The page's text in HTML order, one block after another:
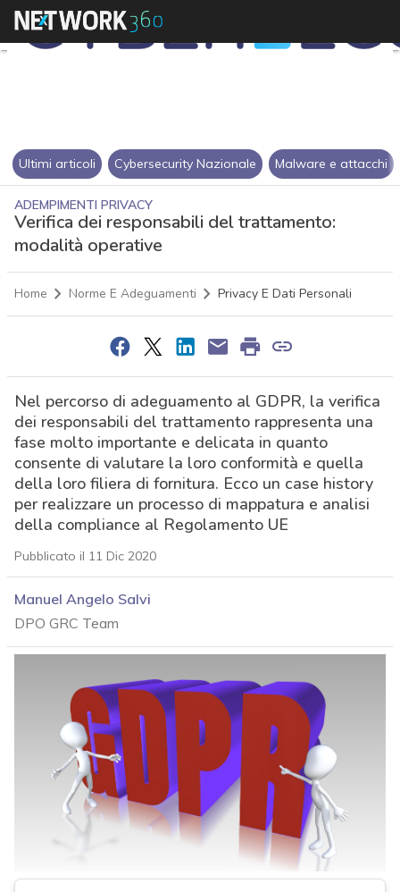
Ultimi articoli Cybersecurity Nazionale Malware e attacchi
ADEMPIMENTI PRIVACY
Verifica dei responsabili del trattamento:
modalità operative
Home Norme E Adeguamenti Privacy E Dati Personali
Nel percorso di adeguamento al GDPR, la verifica
dei responsabili del trattamento rappresenta una
fase molto importante e delicata in quanto
consente di valutare la loro conformità e quella
della loro filiera di fornitura. Ecco un case history
per realizzare un processo di mappatura e analisi
della compliance al Regolamento UE
Pubblicato il 11 Dic 2020
Manuel Angelo Salvi
DPO GRC Team